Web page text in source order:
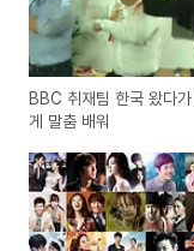
BBC 취재팀 한국 왔다가
게 말춤 배워